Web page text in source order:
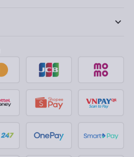
keyboard_arrow_down